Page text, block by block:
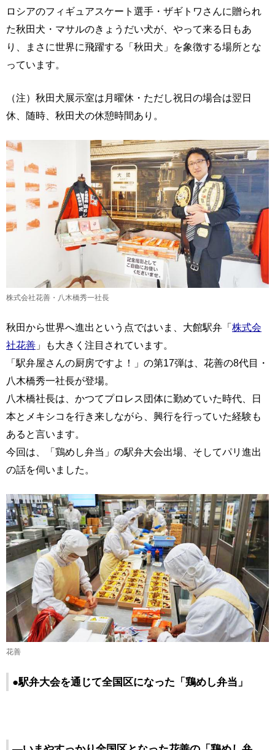
ロシアのフィギュアスケート選手・ザギトワさんに贈られ
た秋田犬・マサルのきょうだい犬が、やって来る日もあ
り、まさに世界に飛躍する「秋田犬」を象徴する場所とな
っています。
（注）秋田犬展示室は月曜休・ただし祝日の場合は翌日
休、随時、秋田犬の休憩時間あり。
株式会社花善・八木橋秀一社長
秋田から世界へ進出という点ではいま、大館駅弁「株式会
社花善 」も大きく注目されています。
「駅弁屋さんの厨房ですよ！」の第17弾は、花善の8代目・
八木橋秀一社長が登場。
八木橋社長は、かつてプロレス団体に勤めていた時代、日
本とメキシコを行き来しながら、興行を行っていた経験も
あると言います。
今回は、「鶏めし弁当」の駅弁大会出場、そしてパリ進出
の話を伺いました。
花善
●駅弁大会を通じて全国区になった「鶏めし弁当」